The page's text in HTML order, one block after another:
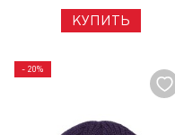
КУПИТЬ
- 20%